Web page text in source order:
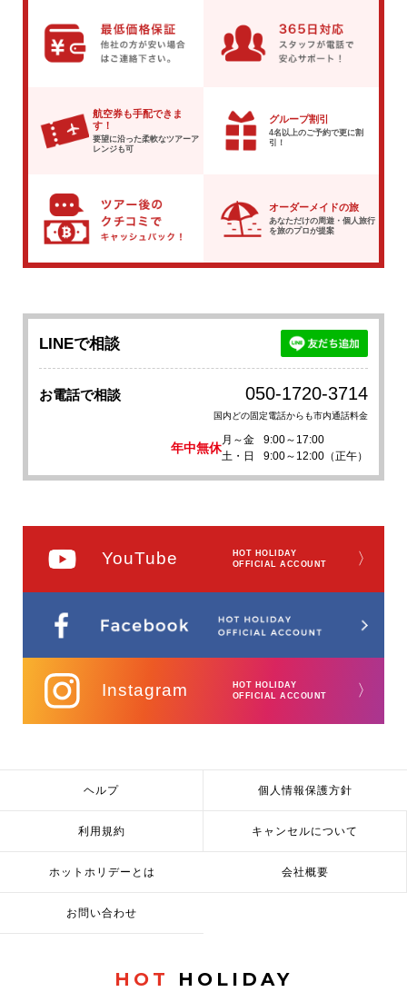
航空券も手配できま
す！
要望に沿った柔軟なツアーア
レンジも可
グループ割引
4名以上のご予約で更に割
引！
オーダーメイドの旅
あなただけの周遊・個人旅行
を旅のプロが提案
LINEで相談
お電話で相談 050-1720-3714
国内どの固定電話からも市内通話料金
年中無休
月～金
9:00～17:00
土・日
9:00～12:00（正午）
YouTube
HOT HOLIDAY
OFFICIAL ACCOUNT
〉
Instagram
HOT HOLIDAY
OFFICIAL ACCOUNT
〉
ヘルプ 個人情報保護方針
利用規約 キャンセルについて
ホットホリデーとは 会社概要
お問い合わせ
HOT HOLIDAY